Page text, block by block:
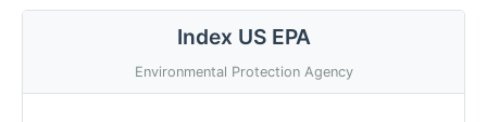
Index US EPA
Environmental Protection Agency